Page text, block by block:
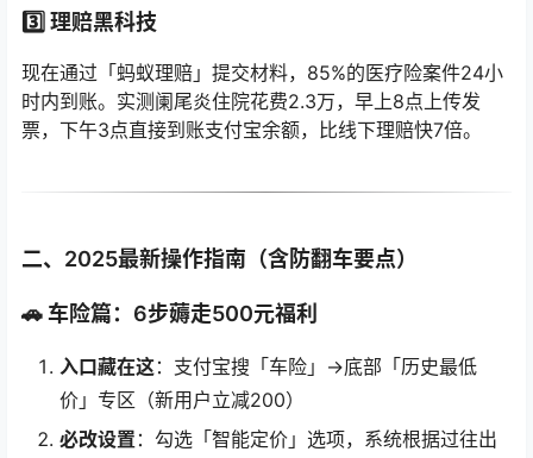
3️⃣ 理赔黑科技
现在通过「蚂蚁理赔」提交材料，85%的医疗险案件24小
时内到账。实测阑尾炎住院花费2.3万，早上8点上传发
票，下午3点直接到账支付宝余额，比线下理赔快7倍。
二、2025最新操作指南（含防翻车要点）
🚗 车险篇：6步薅走500元福利
入口藏在这：支付宝搜「车险」→底部「历史最低
价」专区（新用户立减200）
必改设置 ：勾选「智能定价」选项，系统根据过往出